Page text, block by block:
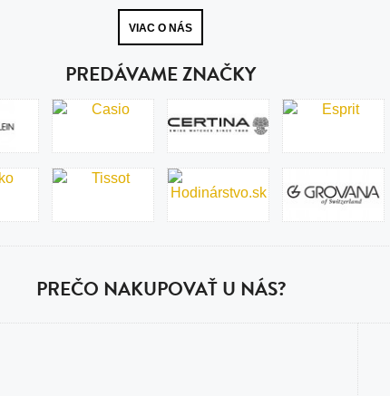
VIAC O NÁS
PREDÁVAME ZNAČKY
PREČO NAKUPOVAŤ U NÁS?